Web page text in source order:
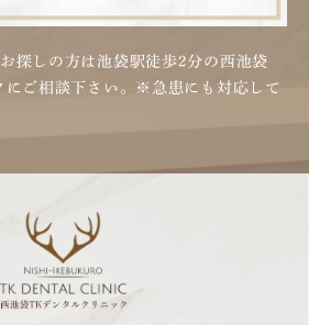
探しの方は池袋駅徒歩2分の 西池袋
ご相談下さい。
※急患にも対応して